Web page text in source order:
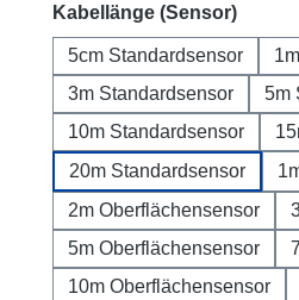
Select
Kabellänge (Sensor)
5cm Standardsensor
3m Standardsensor
5m
10m Standardsensor
20m Standardsensor
2m Oberflächensensor
5m Oberflächensensor
10m Oberflächensensor